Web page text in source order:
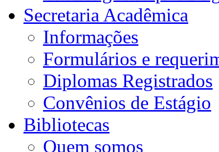
Secretaria Acadêmica
Informações
Formulários e
Diplomas Registrados
Convênios de Estágio
Bibliotecas
Quem somos